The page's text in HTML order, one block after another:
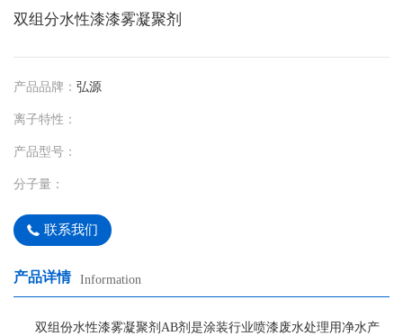
双组分水性漆漆雾凝聚剂
产品品牌： 弘源
离子特性：
产品型号：
分子量：
联系我们
产品详情 Information
双组份水性漆雾凝聚剂AB剂是涂装行业喷漆废水处理用净水产